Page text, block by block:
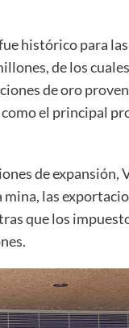
histórico para
de los
de oro
el principal
de expansión,
las
que los